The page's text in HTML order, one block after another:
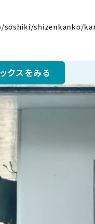
shizenkanko/
クスをみる